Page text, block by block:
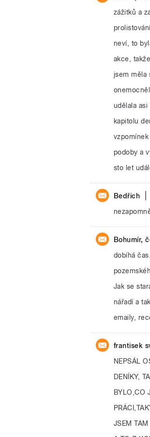
zážitků a
neví, to
akce,
jsem měla
udělala
kapitolu
podoby a
sto let
Bedřich
Bohumír,
dobíhá
Jak se
nářadí a
emaily,
frantisek
NEPSÁL
DENÍKY,
BYLO,CO
JSEM